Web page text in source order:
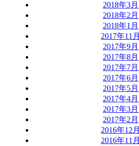
2018年3月
2018年2月
2018年1月
2017年11月
2017年9月
2017年8月
2017年7月
2017年6月
2017年5月
2017年4月
2017年3月
2017年2月
2016年12月
2016年11月